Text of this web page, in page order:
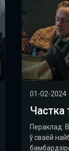
01-02-2024
Частка
Пераклад:
ў сваёй